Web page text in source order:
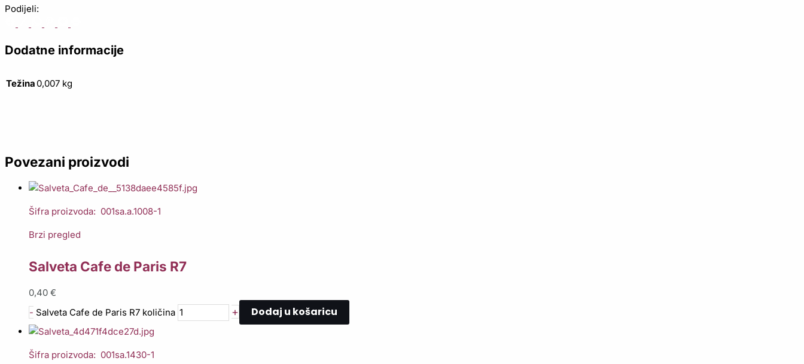
Podijeli:
Dodatne informacije
Težina 0,007 kg
Povezani proizvodi
Šifra proizvoda: 001sa.a.1008-1
Brzi pregled
Salveta Cafe de Paris R7
0,40 €
- Salveta Cafe de Paris R7 količina + Dodaj u košaricu
Šifra proizvoda: 001sa.1430-1